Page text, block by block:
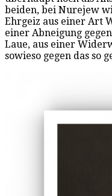
beiden, bei Nurejew
Ehrgeiz aus einer Art
einer Abneigung
Laue, aus einer
sowieso gegen das so